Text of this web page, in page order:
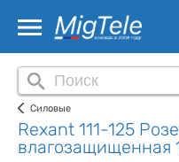
Силовые
Rexant 111-125
влагозащищенная